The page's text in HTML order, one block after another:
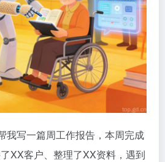
我写一篇周工作报告，本周完成
XX客户、整理了XX资料，遇到